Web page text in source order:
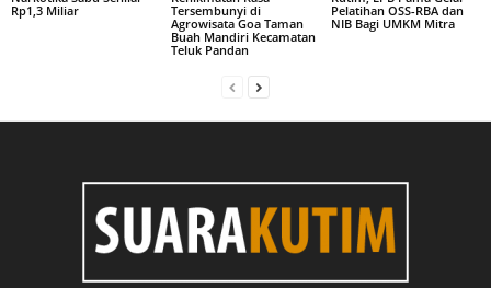
Rp1,3 Miliar
Tersembunyi di
Agrowisata Goa Taman
Buah Mandiri Kecamatan
Teluk Pandan
Pelatihan OSS-RBA dan
NIB Bagi UMKM Mitra